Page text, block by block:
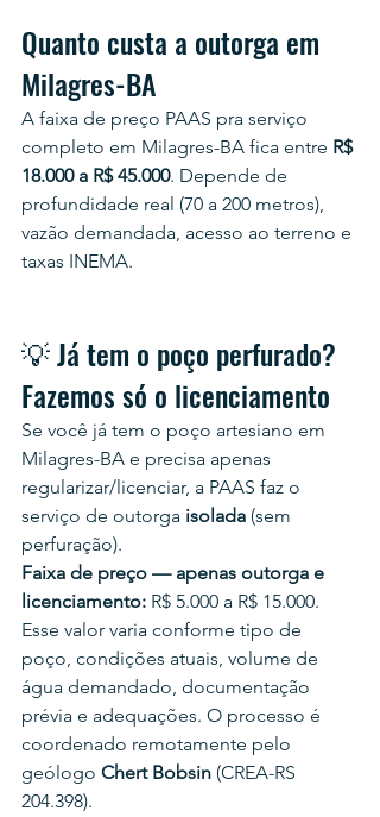
Quanto custa a outorga em
Milagres-BA
A faixa de preço PAAS pra serviço
completo em Milagres-BA fica entre R$
18.000 a R$ 45.000. Depende de
profundidade real (70 a 200 metros),
vazão demandada, acesso ao terreno e
taxas INEMA.
💡 Já tem o poço perfurado?
Fazemos só o licenciamento
Se você já tem o poço artesiano em
Milagres-BA e precisa apenas
regularizar/licenciar, a PAAS faz o
serviço de outorga isolada (sem
perfuração).
Faixa de preço — apenas outorga e
licenciamento: R$ 5.000 a R$ 15.000.
Esse valor varia conforme tipo de
poço, condições atuais, volume de
água demandado, documentação
prévia e adequações. O processo é
coordenado remotamente pelo
geólogo Chert Bobsin (CREA-RS
204.398).